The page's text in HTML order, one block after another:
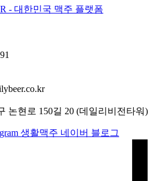
논현로 150길 20 (데일리비전타워)
생활맥주 네이버 블로그